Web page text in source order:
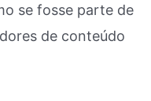
se fosse parte de
de conteúdo